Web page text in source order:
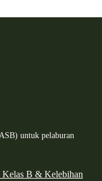
untuk pelaburan
B & Kelebihan